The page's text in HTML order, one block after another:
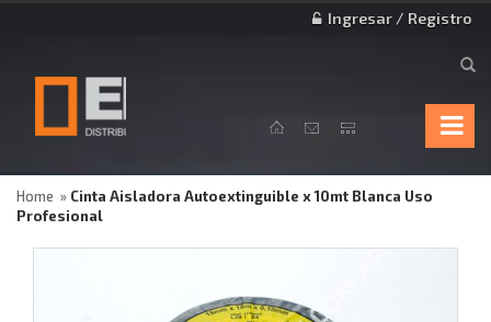
Ingresar / Registro
Home
Cinta Aisladora Autoextinguible x 10mt Blanca Uso
Profesional